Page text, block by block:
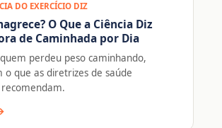
DO EXERCÍCIO DIZ
O Que a Ciência Diz
de Caminhada por Dia
perdeu peso caminhando,
o que as diretrizes de saúde